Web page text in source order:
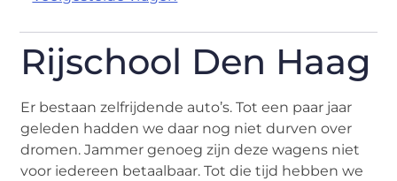
Rijschool Den Haag
Er bestaan zelfrijdende auto’s. Tot een paar jaar
geleden hadden we daar nog niet durven over
dromen. Jammer genoeg zijn deze wagens niet
voor iedereen betaalbaar. Tot die tijd hebben we